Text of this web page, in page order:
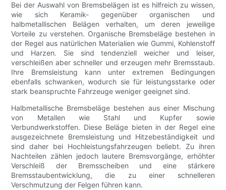
Bei der Auswahl von Bremsbelägen ist es hilfreich zu wissen,
wie sich Keramik- gegenüber organischen und
halbmetallischen Belägen verhalten, um deren jeweilige
Vorteile zu verstehen. Organische Bremsbeläge bestehen in
der Regel aus natürlichen Materialien wie Gummi, Kohlenstoff
und Harzen. Sie sind tendenziell weicher und leiser,
verschleißen aber schneller und erzeugen mehr Bremsstaub.
Ihre Bremsleistung kann unter extremen Bedingungen
ebenfalls schwanken, wodurch sie für leistungsstarke oder
stark beanspruchte Fahrzeuge weniger geeignet sind.
Halbmetallische Bremsbeläge bestehen aus einer Mischung
von Metallen wie Stahl und Kupfer sowie
Verbundwerkstoffen. Diese Beläge bieten in der Regel eine
ausgezeichnete Bremsleistung und Hitzebeständigkeit und
sind daher bei Hochleistungsfahrzeugen beliebt. Zu ihren
Nachteilen zählen jedoch lautere Bremsvorgänge, erhöhter
Verschleiß der Bremsscheiben und eine stärkere
Bremsstaubentwicklung, die zu einer schnelleren
Verschmutzung der Felgen führen kann.